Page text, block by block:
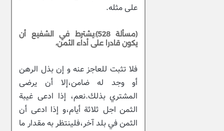
على مثله.
(مسألة 528):يشترط في الشفيع أن
يكون قادرا على أداء الثمن،
فلا تثبت للعاجز عنه و إن بذل الرهن
أو وجد له ضامن،إلا أن يرضى
المشتري بذلك.نعم، إذا ادعى غيبة
الثمن اجل ثلاثة أيام،و إذا ادعى أن
الثمن في بلد آخر،فلينتظر به مقدار ما